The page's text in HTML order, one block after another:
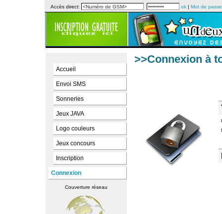
Accès direct: ok | Mot de
Accueil
Envoi SMS
Sonneries
Jeux JAVA
Logo couleurs
Jeux concours
Inscription
Connexion
Couverture réseau
>>Connexion à